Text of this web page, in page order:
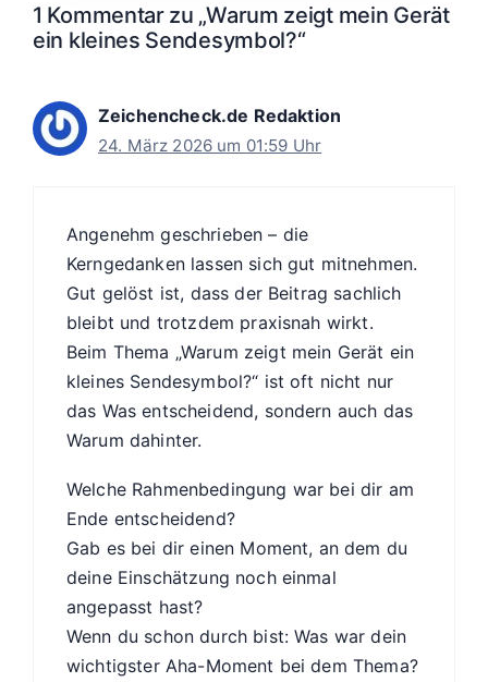
1 Kommentar zu „Warum zeigt mein Gerät
ein kleines Sendesymbol?“
Zeichencheck.de Redaktion
24. März 2026 um 01:59 Uhr
Angenehm geschrieben – die
Kerngedanken lassen sich gut mitnehmen.
Gut gelöst ist, dass der Beitrag sachlich
bleibt und trotzdem praxisnah wirkt.
Beim Thema „Warum zeigt mein Gerät ein
kleines Sendesymbol?“ ist oft nicht nur
das Was entscheidend, sondern auch das
Warum dahinter.
Welche Rahmenbedingung war bei dir am
Ende entscheidend?
Gab es bei dir einen Moment, an dem du
deine Einschätzung noch einmal
angepasst hast?
Wenn du schon durch bist: Was war dein
wichtigster Aha-Moment bei dem Thema?